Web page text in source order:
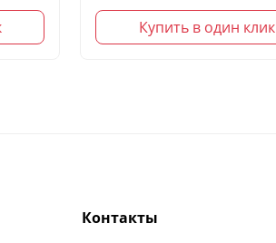
Купить в один клик
Контакты